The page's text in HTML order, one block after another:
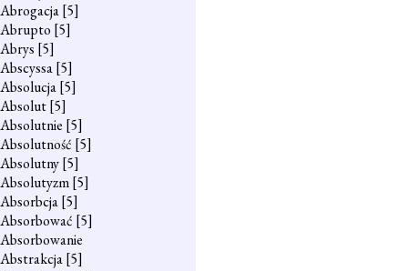
Abrogacja[5]
Abrupto [5]
Abrys [5]
Abscyssa[5]
Absolucja[5]
Absolut[5]
Absolutnie [5]
Absolutność [5]
Absolutny[5]
Absolutyzm[5]
Absorbcja[5]
Absorbować [5]
Absorbowanie
Abstrakcja[5]